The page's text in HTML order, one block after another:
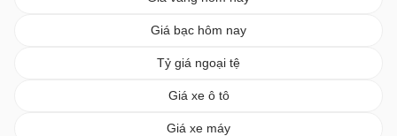
Giá bạc hôm nay
Tỷ giá ngoại tệ
Giá xe ô tô
Giá xe máy